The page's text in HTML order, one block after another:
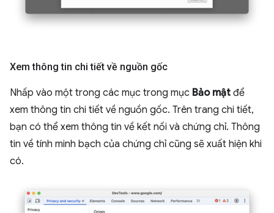
Xem thông tin chi tiết về nguồn gốc
Nhấp vào một trong các mục trong mục Bảo mật để
xem thông tin chi tiết về nguồn gốc. Trên trang chi tiết,
bạn có thể xem thông tin về kết nối và chứng chỉ. Thông
tin về tính minh bạch của chứng chỉ cũng sẽ xuất hiện khi
có.